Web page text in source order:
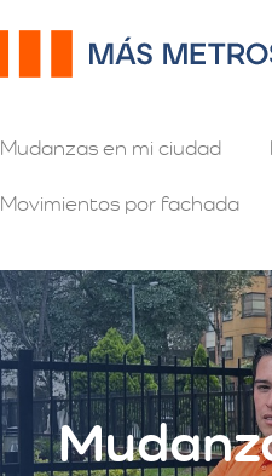
Mudanzas en mi ciudad
Movimientos por fachada